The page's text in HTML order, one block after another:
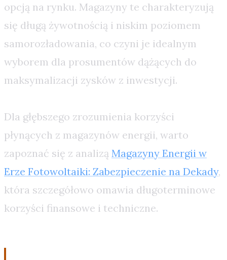
opcją na rynku. Magazyny te charakteryzują
się długą żywotnością i niskim poziomem
samorozładowania, co czyni je idealnym
wyborem dla prosumentów dążących do
maksymalizacji zysków z inwestycji.
Dla głębszego zrozumienia korzyści
płynących z magazynów energii, warto
zapoznać się z analizą Magazyny Energii w
Erze Fotowoltaiki: Zabezpieczenie na Dekady,
która szczegółowo omawia długoterminowe
korzyści finansowe i techniczne.